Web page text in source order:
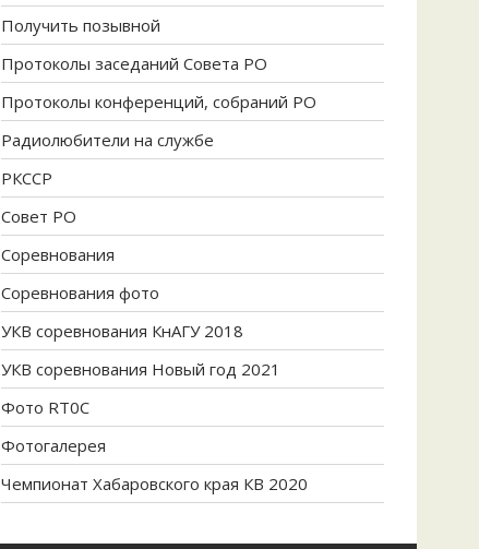
Получить позывной
Протоколы заседаний Совета РО
Протоколы конференций, собраний РО
Радиолюбители на службе
РКССР
Совет РО
Соревнования
Соревнования фото
УКВ соревнования КнАГУ 2018
УКВ соревнования Новый год 2021
Фото RT0C
Фотогалерея
Чемпионат Хабаровского края КВ 2020